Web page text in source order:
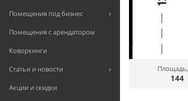
Помещения под бизнес
Помещения с арендатором
Коворкинги
Статьи и новости
Акции и скидки
144